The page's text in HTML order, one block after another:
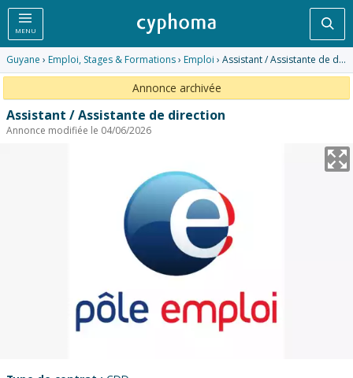
MENU
Guyane › Emploi, Stages & Formations› Emploi › Assistant / Assistante de direction
Annonce archivée
Assistant / Assistante de direction
Annonce modifiée le 04/06/2026